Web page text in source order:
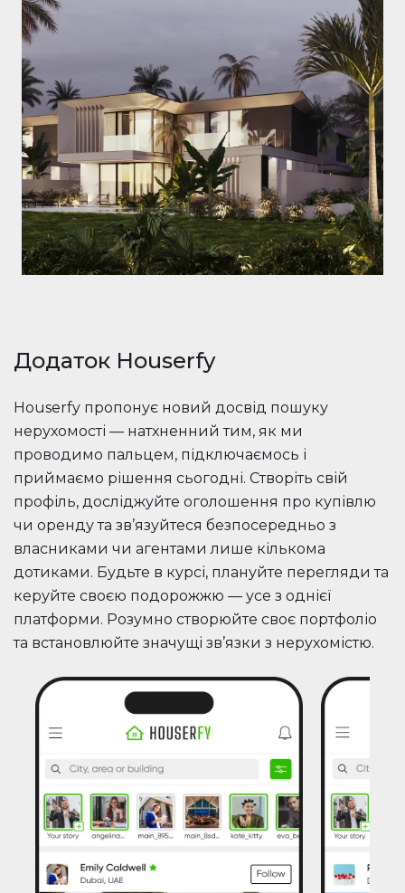
Додаток Houserfy
Houserfy пропонує новий досвід пошуку
нерухомості — натхненний тим, як ми
проводимо пальцем, підключаємось і
приймаємо рішення сьогодні. Створіть свій
профіль, досліджуйте оголошення про купівлю
чи оренду та зв’язуйтеся безпосередньо з
власниками чи агентами лише кількома
дотиками. Будьте в курсі, плануйте перегляди та
керуйте своєю подорожжю — усе з однієї
платформи. Розумно створюйте своє портфоліо
та встановлюйте значущі зв’язки з нерухомістю.